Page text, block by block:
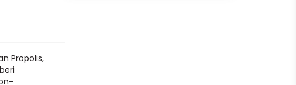
Propolis,